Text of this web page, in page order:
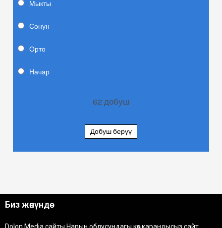
Мыкты
Сонун
Орто
Начар
62 добуш
Добуш берүү
Биз жөнүндө